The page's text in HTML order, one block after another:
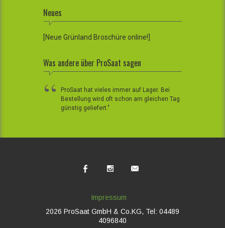
Neues
[Neue Grünland Broschüre online!]
Was andere über ProSaat sagen
ProSaat hat vieles immer auf Lager. Bei
Bestellung wird oft schon am gleichen Tag
günstig geliefert."
Impressum
2026 ProSaat GmbH & Co.KG, Tel: 04489
4096840